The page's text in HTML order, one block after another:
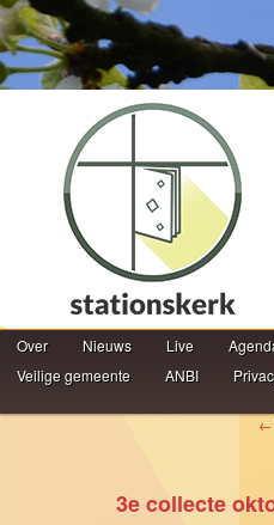
Hoofdmenu
Spring naar de primaire inhoud
Spring naar de secundaire inhoud
Over Nieuws Live
Veilige gemeente
ANBI
Berichtnavigatie ←
3e collecte